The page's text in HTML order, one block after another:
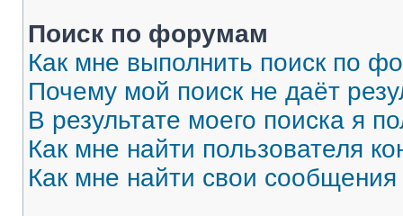
Поиск по форумам
Как мне выполнить поиск по
Почему мой поиск не даёт
В результате моего поиска я
Как мне найти пользователя
Как мне найти свои